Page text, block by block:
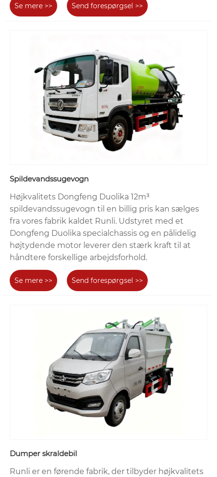
Se mere >> Send forespørgsel >>
Spildevandssugevogn
Højkvalitets Dongfeng Duolika 12m³
spildevandssugevogn til en billig pris kan sælges
fra vores fabrik kaldet Runli. Udstyret med et
Dongfeng Duolika specialchassis og en pålidelig
højtydende motor leverer den stærk kraft til at
håndtere forskellige arbejdsforhold.
Se mere >> Send forespørgsel >>
Dumper skraldebil
Runli er en førende fabrik, der tilbyder højkvalitets